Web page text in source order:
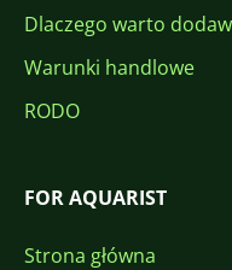
Dlaczego warto
Warunki handlowe
RODO
FOR AQUARIST
Strona główna